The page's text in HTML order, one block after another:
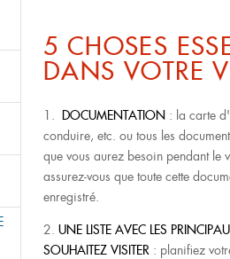
5 CHOSES
DANS VOTRE
1. DOCUMENTATION : la carte
conduire, etc. ou tous les
que vous aurez besoin pendant le
assurez-vous que toute cette
enregistré.
2. UNE LISTE AVEC LES
SOUHAITEZ VISITER : planifiez